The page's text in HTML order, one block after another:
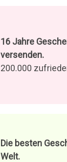
16 Jahre
versenden.
200.000
Die besten
Welt.